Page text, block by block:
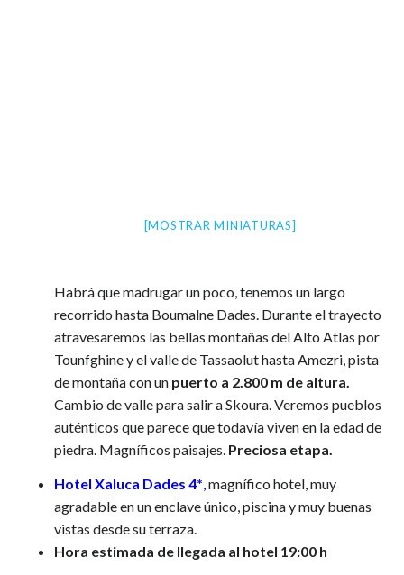
[MOSTRAR MINIATURAS]
Habrá que madrugar un poco, tenemos un largo
recorrido hasta Boumalne Dades. Durante el trayecto
atravesaremos las bellas montañas del Alto Atlas por
Tounfghine y el valle de Tassaolut hasta Amezri, pista
de montaña con un puerto a 2.800 m de altura.
Cambio de valle para salir a Skoura. Veremos pueblos
auténticos que parece que todavía viven en la edad de
piedra. Magníficos paisajes. Preciosa etapa.
Hotel Xaluca Dades 4*,magnífico hotel, muy
agradable en un enclave único, piscina y muy buenas
vistas desde su terraza.
Hora estimada de llegada al hotel 19:00 h